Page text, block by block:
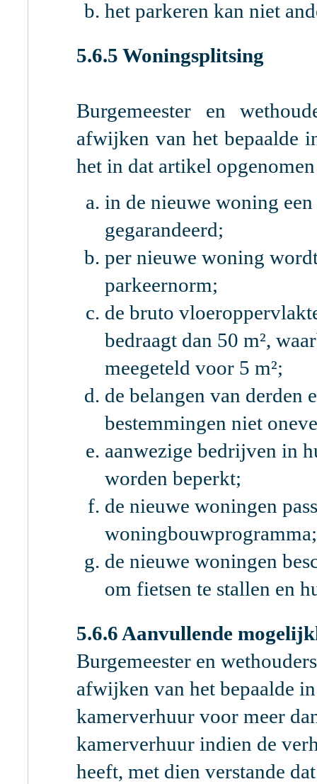
het parkeren kan niet
5.6.5 Woningsplitsing
Burgemeester en
afwijken van het bepaalde
het in dat artikel
in de nieuwe woning
gegarandeerd;
per nieuwe woning
parkeernorm;
de bruto
bedraagt dan 50 m²,
meegeteld voor 5 m²;
de belangen van derden
bestemmingen niet
aanwezige bedrijven in
worden beperkt;
de nieuwe woningen
woningbouwprogramma;
de nieuwe woningen
om fietsen te stallen en
5.6.6 Aanvullende
Burgemeester en
afwijken van het bepaalde
kamerverhuur voor meer
kamerverhuur indien de
heeft, met dien verstande